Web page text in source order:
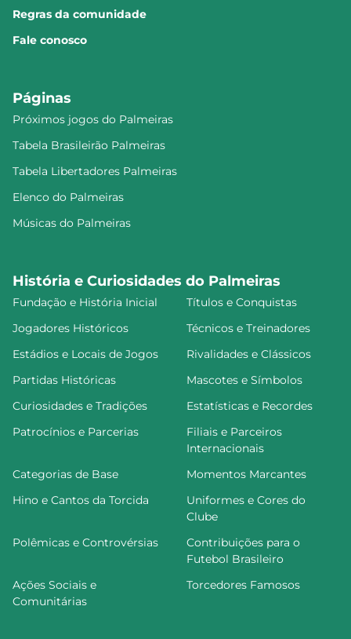
Regras da comunidade
Fale conosco
Páginas
Próximos jogos do Palmeiras
Tabela Brasileirão Palmeiras
Tabela Libertadores Palmeiras
Elenco do Palmeiras
Músicas do Palmeiras
História e Curiosidades do Palmeiras
Fundação e História Inicial
Títulos e Conquistas
Jogadores Históricos
Técnicos e Treinadores
Estádios e Locais de Jogos
Rivalidades e Clássicos
Partidas Históricas
Mascotes e Símbolos
Curiosidades e Tradições
Estatísticas e Recordes
Patrocínios e Parcerias
Filiais e Parceiros
Internacionais
Categorias de Base
Momentos Marcantes
Hino e Cantos da Torcida
Uniformes e Cores do
Clube
Polêmicas e Controvérsias
Contribuições para o
Futebol Brasileiro
Ações Sociais e
Comunitárias
Torcedores Famosos